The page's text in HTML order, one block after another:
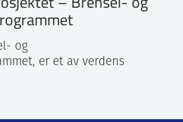
og
er et av verdens